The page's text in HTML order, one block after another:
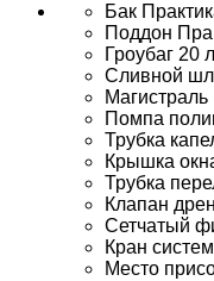
Бак
Поддон
Гроубаг 20
Сливной
Помпа
Трубка
Крышка
Трубка
Клапан
Сетчатый
Кран
Место